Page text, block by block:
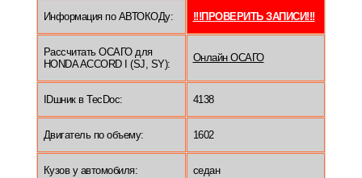
Информация по АВТОКОДу: !!!ПРОВЕРИТЬ ЗАПИСИ!!!
Рассчитать ОСАГО для
HONDA ACCORD I (SJ, SY):
Онлайн ОСАГО
IDшник в TecDoc: 4138
Двигатель по объему: 1602
Кузов у автомобиля: седан